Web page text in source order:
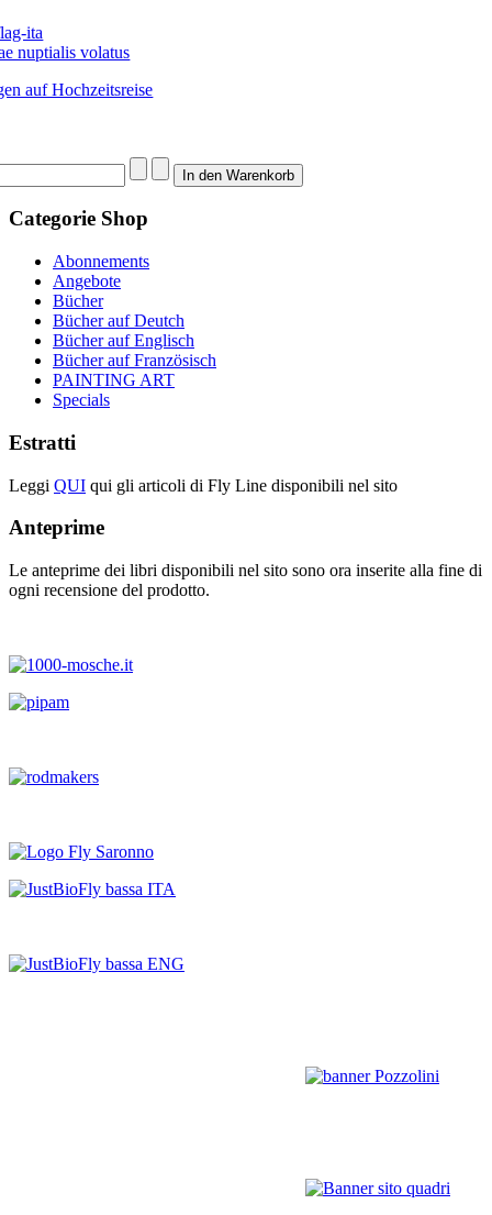
nuptialis volatus
auf Hochzeitsreise
Categorie Shop
Abonnements
Angebote
Bücher
Bücher auf Deutch
Bücher auf Englisch
Bücher auf Französisch
PAINTING ART
Specials
Estratti
Leggi QUI qui gli articoli di Fly Line disponibili nel sito
Anteprime
Le anteprime dei libri disponibili nel sito sono ora inserite alla fine di
ogni recensione del prodotto.